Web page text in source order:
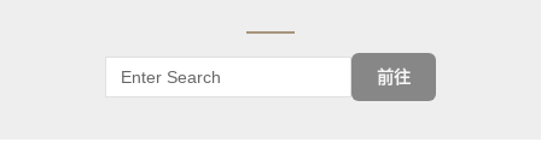
前往